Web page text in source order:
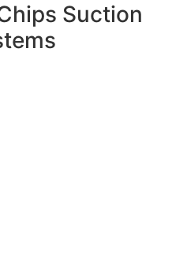
Suction